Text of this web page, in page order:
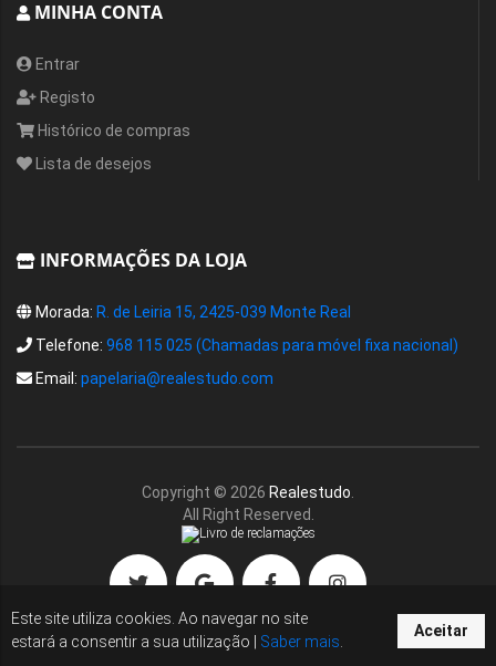
Este site utiliza cookies. Ao navegar no site
estará a consentir a sua utilização |
Saber mais
Aceitar
MINHA CONTA
Entrar
Registo
Histórico de compras
Lista de desejos
INFORMAÇÕES DA LOJA
Morada: R. de Leiria 15, 2425-039 Monte Real
Telefone: 968 115 025 (Chamadas para móvel fixa nacional)
Email: papelaria@realestudo.com
Copyright © 2026 Realestudo.
All Right Reserved.